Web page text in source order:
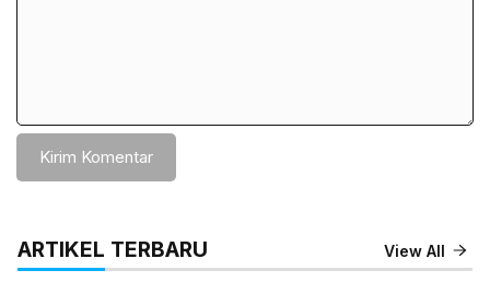
ARTIKEL TERBARU View All